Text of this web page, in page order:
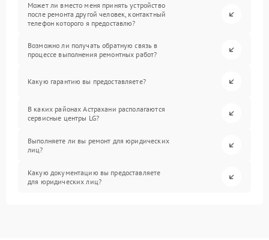
Может ли вместо меня принять устройство
после ремонта другой человек, контактный
телефон которого я предоставлю?
Возможно ли получать обратную связь в
процессе выполнения ремонтных работ?
Какую гарантию вы предоставляете?
В каких районах Астрахани располагаются
сервисные центры LG?
Выполняете ли вы ремонт для юридических
лиц?
Какую документацию вы предоставляете
для юридических лиц?